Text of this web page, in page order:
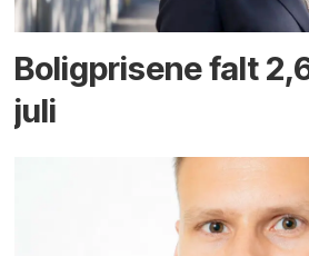
Boligprisene falt
juli